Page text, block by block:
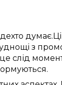
думає.Ці
з
слід
.